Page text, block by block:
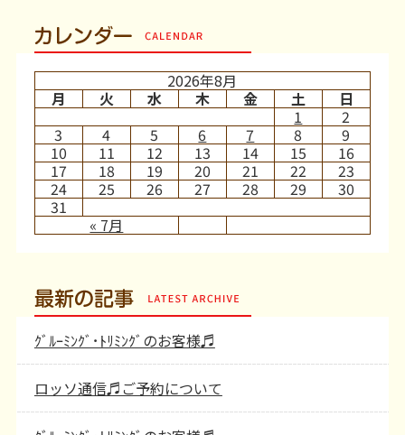
カレンダー
2026年8月
月
火 水 木 金 土 日
« 7月
1
2
3
4 5 6 7 8
9
10
11 12 13 14 15
16
17
18 19 20 21 22
23
24
25 26 27 28 29
30
31
最新の記事
ｸﾞﾙｰﾐﾝｸﾞ･ﾄﾘﾐﾝｸﾞのお客様♬
ロッソ通信♬ご予約について